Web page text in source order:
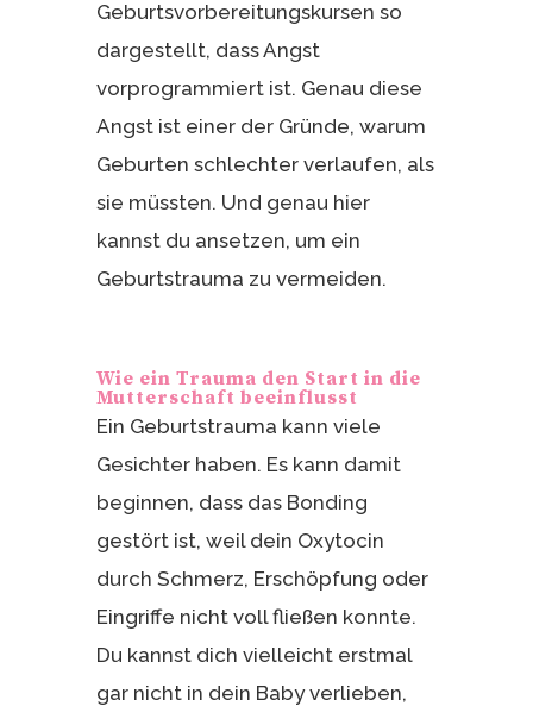
Geburtsvorbereitungskursen so
dargestellt, dass Angst
vorprogrammiert ist. Genau diese
Angst ist einer der Gründe, warum
Geburten schlechter verlaufen, als
sie müssten. Und genau hier
kannst du ansetzen, um ein
Geburtstrauma zu vermeiden.
Wie ein Trauma den Start in die
Mutterschaft beeinflusst
Ein Geburtstrauma kann viele
Gesichter haben. Es kann damit
beginnen, dass das Bonding
gestört ist, weil dein Oxytocin
durch Schmerz, Erschöpfung oder
Eingriffe nicht voll fließen konnte.
Du kannst dich vielleicht erstmal
gar nicht in dein Baby verlieben,